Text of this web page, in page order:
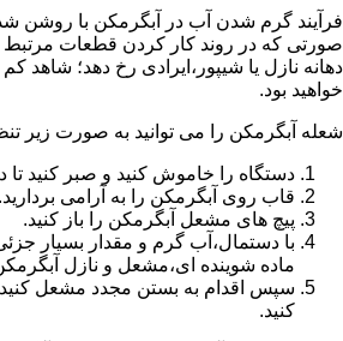
فرآیند گرم شدن آب در آبگرمکن با روشن
صورتی که در روند کار کردن قطعات مرتبط
دهانه نازل یا شیپور،ایرادی رخ دهد؛ شاهد
خواهید بود.
شعله آبگرمکن را می توانید به صورت زیر
دستگاه را خاموش کنید و صبر کنید تا
قاب روی آبگرمکن را به آرامی بردارید.
پیچ های مشعل آبگرمکن را باز کنید.
با دستمال،آب گرم و مقدار بسیار
ماده شوینده ای،مشعل و نازل
سپس اقدام به بستن مجدد مشعل
کنید.